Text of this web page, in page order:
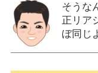
そうな
正リア
ぼ同じ